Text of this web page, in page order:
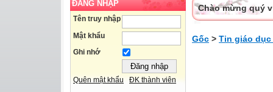
ĐĂNG NHẬP
Tên truy nhập
Mật khẩu
Ghi nhớ
Quên mật khẩu ĐK thành viên
Chào mừng quý
Gốc > Tin giáo